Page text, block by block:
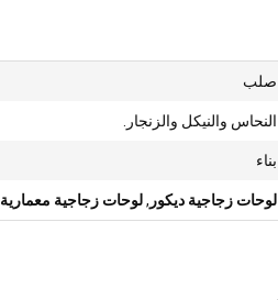
صلب
النحاس والنيكل والزنجار.
بناء
لوحات زجاجية ديكور ,لوحات زجاجية معمارية